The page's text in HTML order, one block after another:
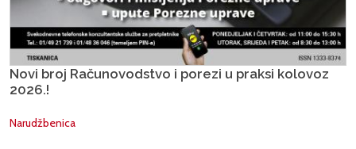
Novi broj Računovodstvo i porezi u praksi kolovoz
2026.!
Narudžbenica